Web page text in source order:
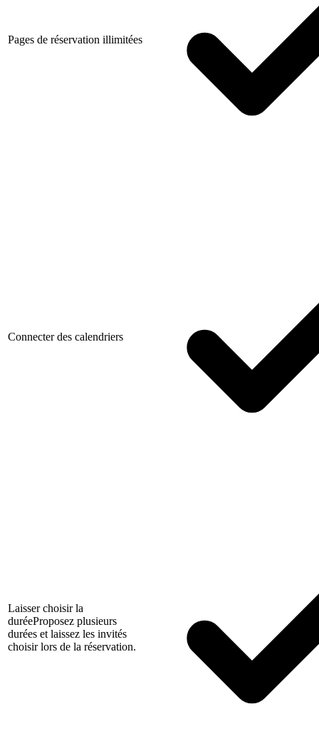
Pages de réservation illimitées
Connecter des calendriers
Laisser choisir la
duréeProposez plusieurs
durées et laissez les invités
choisir lors de la réservation.